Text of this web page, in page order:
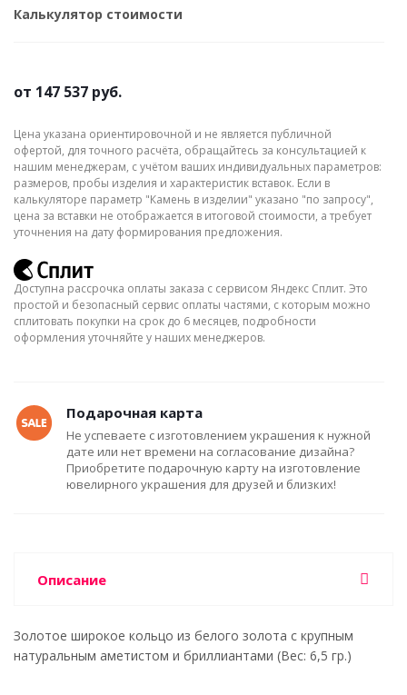
Калькулятор стоимости
от 147 537 руб.
Цена указана ориентировочной и не является публичной
офертой, для точного расчёта, обращайтесь за консультацией к
нашим менеджерам, с учётом ваших индивидуальных параметров:
размеров, пробы изделия и характеристик вставок. Если в
калькуляторе параметр "Камень в изделии" указано "по запросу",
цена за вставки не отображается в итоговой стоимости, а требует
уточнения на дату формирования предложения.
Доступна рассрочка оплаты заказа с сервисом Яндекс Сплит. Это
простой и безопасный сервис оплаты частями, с которым можно
сплитовать покупки на срок до 6 месяцев, подробности
оформления уточняйте у наших менеджеров.
Подарочная карта
Не успеваете с изготовлением украшения к нужной
дате или нет времени на согласование дизайна?
Приобретите подарочную карту на изготовление
ювелирного украшения для друзей и близких!
Описание
Золотое широкое кольцо из белого золота с крупным
натуральным аметистом и бриллиантами (Вес: 6,5 гр.)